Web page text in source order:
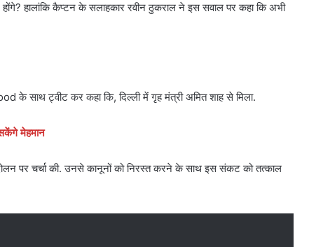
हालांकि कैप्टन के सलाहकार रवीन ठुकराल ने इस सवाल पर कहा कि अभी
के साथ ट्वीट कर कहा कि, दिल्ली में गृह मंत्री अमित शाह से मिला.
मेहमान
पर चर्चा की. उनसे कानूनों को निरस्त करने के साथ इस संकट को तत्काल